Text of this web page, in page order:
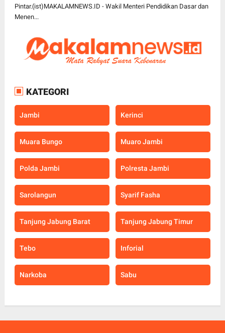
Pintar.(ist)MAKALAMNEWS.ID - Wakil Menteri Pendidikan Dasar dan
Menen...
KATEGORI
Jambi Kerinci
Muara Bungo Muaro Jambi
Polda Jambi Polresta Jambi
Sarolangun Syarif Fasha
Tanjung Jabung Barat Tanjung Jabung Timur
Tebo Inforial
Narkoba Sabu